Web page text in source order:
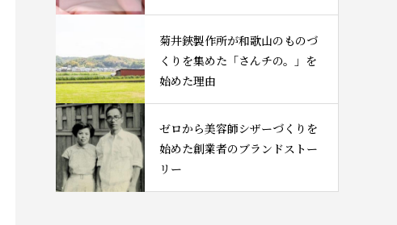
菊井鋏製作所が和歌山のものづ
くりを集めた「さんチの。」を
始めた理由
ゼロから美容師シザーづくりを
始めた創業者のブランドストー
リー